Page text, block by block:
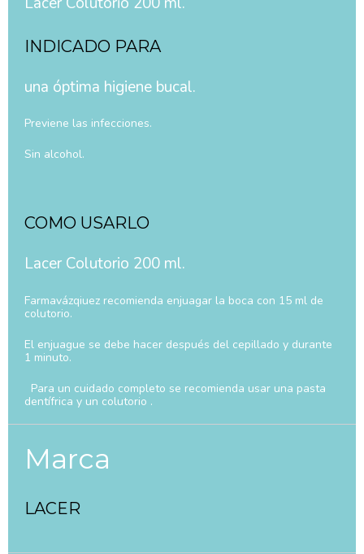
INDICADO PARA
una óptima higiene bucal.
Previene las infecciones.
Sin alcohol.
COMO USARLO
Lacer Colutorio 200 ml.
Farmavázqiuez recomienda enjuagar la boca con 15 ml de
colutorio.
El enjuague se debe hacer después del cepillado y durante
1 minuto.
Para un cuidado completo se recomienda usar una pasta
dentífrica y un colutorio .
Marca
LACER